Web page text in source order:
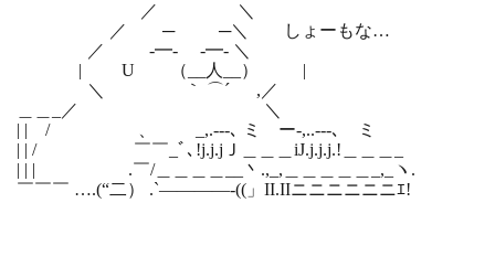
／ ＼
／ ─ ─＼ しょーもな…
／ -━- -━- ＼
| U （__人__） |
＼ ｀ ⌒´ ,／
＿＿_／ ＼
| | / 、 _,.-‐-､ ミ ー-,..-‐-､ ミ
| | / ￣￣_ﾞ､!j.j.jＪ＿＿＿iJ.j.j.j.!＿＿＿_
| | | .￣/＿＿＿＿__丶.,_,＿＿＿＿＿_,_ヽ.
￣￣￣ ….(“二） .`――――-((」II.IIニニニニニニｴ!